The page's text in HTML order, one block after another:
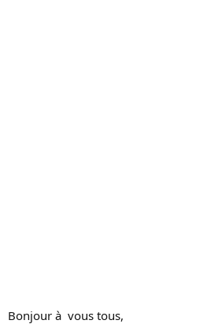
Bonjour à vous tous,